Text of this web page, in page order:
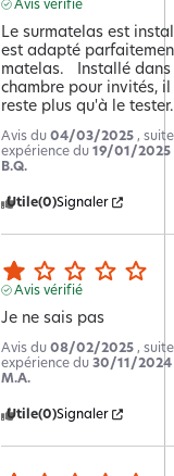
Avis vérifié
Le surmatelas est
est adapté
matelas.   Installé dans
chambre pour invités, il
reste plus qu'à le tester.
Avis du 04/03/2025 ,
expérience du 19/01/2025
B.Q.
Utile(0)Signaler
Avis vérifié
Je ne sais pas
Avis du 08/02/2025 ,
expérience du 30/11/2024
M.A.
Utile(0)Signaler